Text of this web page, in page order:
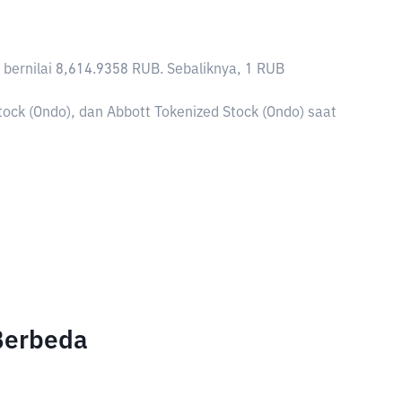
8,614.9358 RUB. Sebaliknya, 1 RUB
(Ondo), dan Abbott Tokenized Stock (Ondo) saat